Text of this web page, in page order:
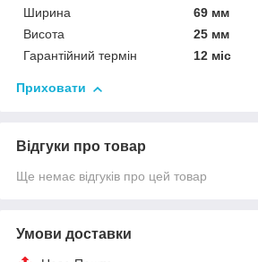
Ширина
69 мм
Висота
25 мм
Гарантійний термін
12 міс
Приховати
Відгуки про товар
Ще немає відгуків про цей товар
Умови доставки